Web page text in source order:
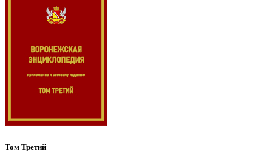
Том Третий